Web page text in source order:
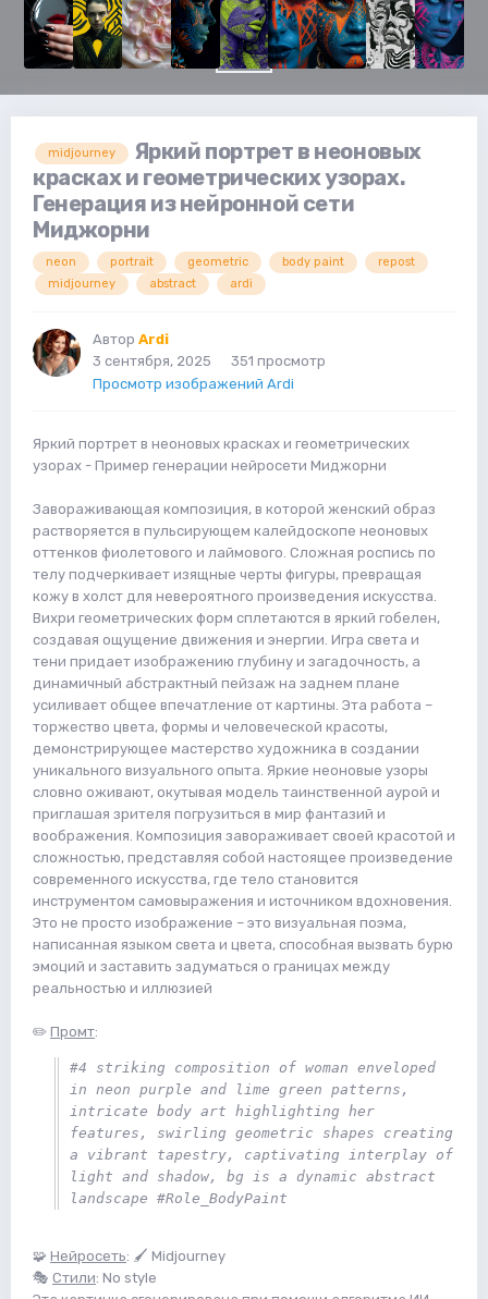
midjourney
Яркий портрет в неоновых
красках и геометрических узорах.
Генерация из нейронной сети
Миджорни
neon portrait geometric body paint
repost
midjourney
abstract ardi
Автор Ardi
3 сентября, 2025
351 просмотр
Просмотр изображений Ardi
Яркий портрет в неоновых красках и геометрических
узорах - Пример генерации нейросети Миджорни
Завораживающая композиция, в которой женский образ
растворяется в пульсирующем калейдоскопе неоновых
оттенков фиолетового и лаймового. Сложная роспись по
телу подчеркивает изящные черты фигуры, превращая
кожу в холст для невероятного произведения искусства.
Вихри геометрических форм сплетаются в яркий гобелен,
создавая ощущение движения и энергии. Игра света и
тени придает изображению глубину и загадочность, а
динамичный абстрактный пейзаж на заднем плане
усиливает общее впечатление от картины. Эта работа –
торжество цвета, формы и человеческой красоты,
демонстрирующее мастерство художника в создании
уникального визуального опыта. Яркие неоновые узоры
словно оживают, окутывая модель таинственной аурой и
приглашая зрителя погрузиться в мир фантазий и
воображения. Композиция завораживает своей красотой и
сложностью, представляя собой настоящее произведение
современного искусства, где тело становится
инструментом самовыражения и источником вдохновения.
Это не просто изображение – это визуальная поэма,
написанная языком света и цвета, способная вызвать бурю
эмоций и заставить задуматься о границах между
реальностью и иллюзией
✏️ Промт:
#4 striking composition of woman enveloped
in neon purple and lime green patterns,
intricate body art highlighting her
features, swirling geometric shapes creating
a vibrant tapestry, captivating interplay of
light and shadow, bg is a dynamic abstract
landscape #Role_BodyPaint
🧩 Нейросеть: 🖌 Midjourney
🎭 Стили: No style